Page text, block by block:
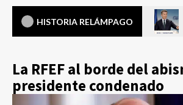
HISTORIA RELÁMPAGO
La RFEF al borde del
presidente condenado